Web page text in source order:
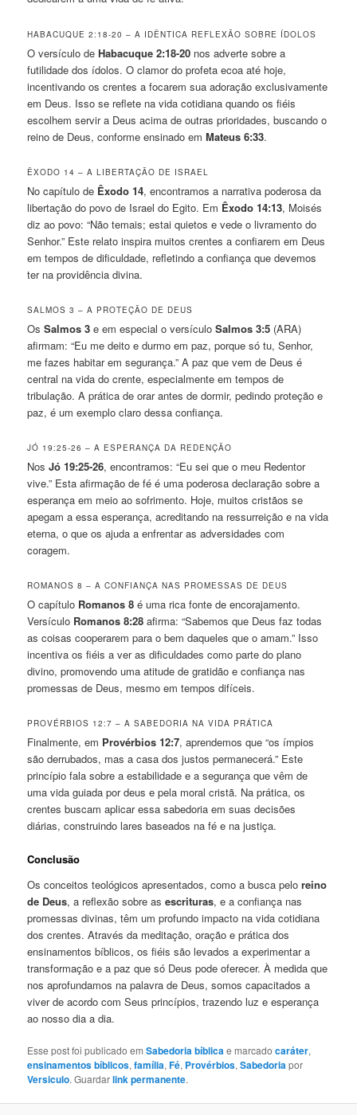
HABACUQUE 2:18-20 – A IDÊNTICA REFLEXÃO SOBRE ÍDOLOS
O versículo deHabacuque 2:18-20 nos adverte sobre a
futilidade dos ídolos. O clamor do profeta ecoa até hoje,
incentivando os crentes a focarem sua adoração exclusivamente
em Deus. Isso se reflete na vida cotidiana quando os fiéis
escolhem servir a Deus acima de outras prioridades, buscando o
reino de Deus, conforme ensinado emMateus 6:33.
ÊXODO 14 – A LIBERTAÇÃO DE ISRAEL
No capítulo de Êxodo 14, encontramos a narrativa poderosa da
libertação do povo de Israel do Egito. Em Êxodo 14:13, Moisés
diz ao povo: “Não temais; estai quietos e vede o livramento do
Senhor.” Este relato inspira muitos crentes a confiarem em Deus
em tempos de dificuldade, refletindo a confiança que devemos
ter na providência divina.
SALMOS 3 – A PROTEÇÃO DE DEUS
OsSalmos 3 e em especial o versículoSalmos 3:5 (ARA)
afirmam: “Eu me deito e durmo em paz, porque só tu, Senhor,
me fazes habitar em segurança.” A paz que vem de Deus é
central na vida do crente, especialmente em tempos de
tribulação. A prática de orar antes de dormir, pedindo proteção e
paz, é um exemplo claro dessa confiança.
JÓ 19:25-26 – A ESPERANÇA DA REDENÇÃO
NosJó 19:25-26, encontramos: “Eu sei que o meu Redentor
vive.” Esta afirmação de fé é uma poderosa declaração sobre a
esperança em meio ao sofrimento. Hoje, muitos cristãos se
apegam a essa esperança, acreditando na ressurreição e na vida
eterna, o que os ajuda a enfrentar as adversidades com
coragem.
ROMANOS 8 – A CONFIANÇA NAS PROMESSAS DE DEUS
O capítulo Romanos 8 é uma rica fonte de encorajamento.
Versículo Romanos 8:28 afirma: “Sabemos que Deus faz todas
as coisas cooperarem para o bem daqueles que o amam.” Isso
incentiva os fiéis a ver as dificuldades como parte do plano
divino, promovendo uma atitude de gratidão e confiança nas
promessas de Deus, mesmo em tempos difíceis.
PROVÉRBIOS 12:7 – A SABEDORIA NA VIDA PRÁTICA
Finalmente, em Provérbios 12:7, aprendemos que “os ímpios
são derrubados, mas a casa dos justos permanecerá.” Este
princípio fala sobre a estabilidade e a segurança que vêm de
uma vida guiada por deus e pela moral cristã. Na prática, os
crentes buscam aplicar essa sabedoria em suas decisões
diárias, construindo lares baseados na fé e na justiça.
Conclusão
Os conceitos teológicos apresentados, como a busca peloreino
de Deus, a reflexão sobre asescrituras, e a confiança nas
promessas divinas, têm um profundo impacto na vida cotidiana
dos crentes. Através da meditação, oração e prática dos
ensinamentos bíblicos, os fiéis são levados a experimentar a
transformação e a paz que só Deus pode oferecer. À medida que
nos aprofundamos na palavra de Deus, somos capacitados a
viver de acordo com Seus princípios, trazendo luz e esperança
ao nosso dia a dia.
Esse post foi publicado emSabedoria bíblicae marcadocaráter,
ensinamentos bíblicos,família,Fé, Provérbios,Sabedoriapor
Versiculo. Guardarlink permanente.